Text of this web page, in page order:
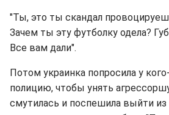
"Ты, это ты скандал
Зачем ты эту футболку одела?
Все вам дали".
Потом украинка попросила у
полицию, чтобы унять
смутилась и поспешила выйти из